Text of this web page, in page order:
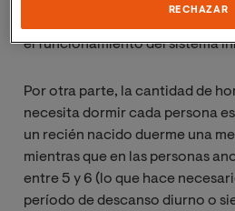
el funcionamiento del sistema
Por otra parte, la cantidad de
necesita dormir cada persona
un recién nacido duerme una
mientras que en las personas
entre 5 y 6 (lo que hace
período de descanso diurno o
RECHAZAR